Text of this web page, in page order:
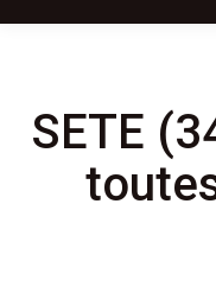
SETE